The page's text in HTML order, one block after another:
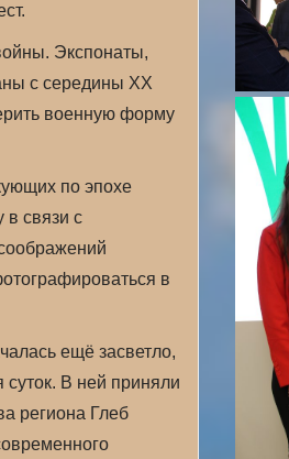
Экспонаты,
с середины XX
военную форму
по эпохе
в связи с
в
ещё засветло,
В ней приняли
региона Глеб